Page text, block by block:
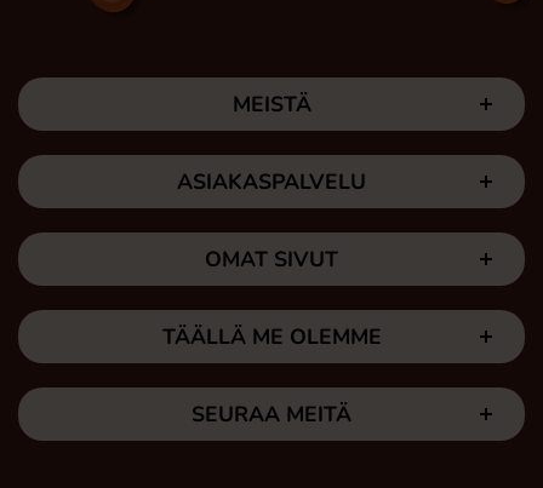
MEISTÄ
ASIAKASPALVELU
OMAT SIVUT
TÄÄLLÄ ME OLEMME
SEURAA MEITÄ